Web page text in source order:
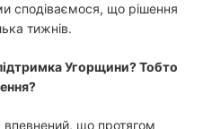
сподіваємося, що рішення
тижнів.
Угорщини? Тобто
впевнений, що протягом